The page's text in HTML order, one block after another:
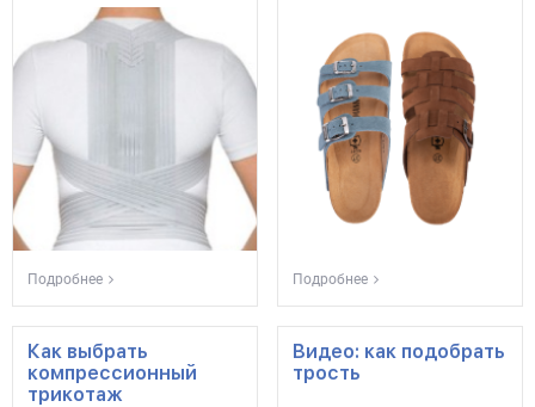
Подробнее Подробнее
Как выбрать
компрессионный
трикотаж
Видео: как подобрать
трость